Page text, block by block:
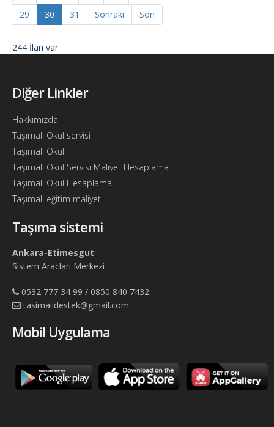
29
30 31 Sonraki Son
244 İlan var
Diğer Linkler
Hakkımızda
Taşımalı Okul servisi
Taşımalı Okul
Taşımalı Okul Servisi Maliyet Hesaplama
Taşımalı Okul Hesaplama
Taşımalı eğitim maliyet
Taşıma sistemi
Ankara-Etimesgut
Sistem Aracları Merkezi
0532 777 34 99 / 0850 840 7432
tasimalidestek@gmail.com
Mobil Uygulama